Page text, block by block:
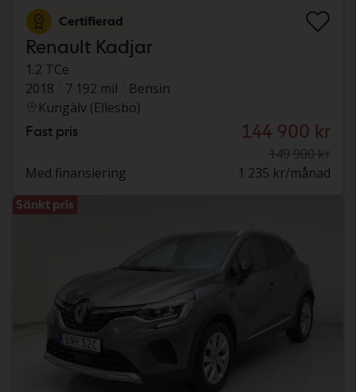
Certifierad
Renault Kadjar
1.2 TCe
2018
7 192 mil
Bensin
Kungälv (Ellesbo)
Fast pris 144 900 kr
149 900 kr
Med finansiering
1 235 kr/månad
Sänkt pris